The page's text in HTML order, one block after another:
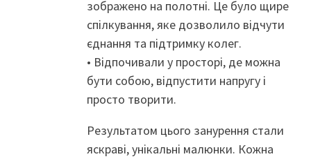
зображено на полотні. Це було щире
спілкування, яке дозволило відчути
єднання та підтримку колег.
• Відпочивали у просторі, де можна
бути собою, відпустити напругу і
просто творити.
Результатом цього занурення стали
яскраві, унікальні малюнки. Кожна